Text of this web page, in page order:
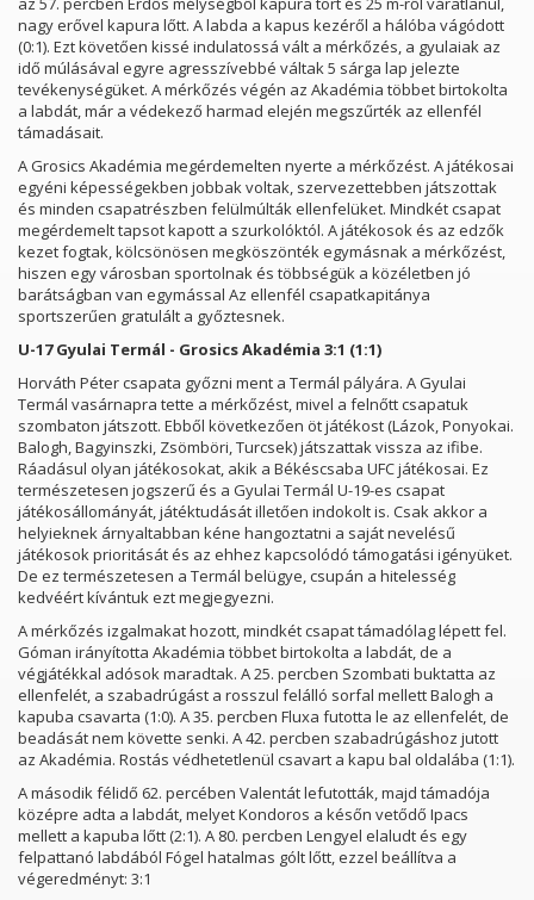
nagy erővel kapura lőtt. A labda a kapus kezéről a hálóba vágódott
(0:1). Ezt követően kissé indulatossá vált a mérkőzés, a gyulaiak az
idő múlásával egyre agresszívebbé váltak 5 sárga lap jelezte
tevékenységüket. A mérkőzés végén az Akadémia többet birtokolta
a labdát, már a védekező harmad elején megszűrték az ellenfél
támadásait.
A Grosics Akadémia megérdemelten nyerte a mérkőzést. A játékosai
egyéni képességekben jobbak voltak, szervezettebben játszottak
és minden csapatrészben felülmúlták ellenfelüket. Mindkét csapat
megérdemelt tapsot kapott a szurkolóktól. A játékosok és az edzők
kezet fogtak, kölcsönösen megköszönték egymásnak a mérkőzést,
hiszen egy városban sportolnak és többségük a közéletben jó
barátságban van egymással Az ellenfél csapatkapitánya
sportszerűen gratulált a győztesnek.
U-17 Gyulai Termál - Grosics Akadémia 3:1 (1:1)
Horváth Péter csapata győzni ment a Termál pályára. A Gyulai
Termál vasárnapra tette a mérkőzést, mivel a felnőtt csapatuk
szombaton játszott. Ebből következően öt játékost (Lázok, Ponyokai.
Balogh, Bagyinszki, Zsömböri, Turcsek) játszattak vissza az ifibe.
Ráadásul olyan játékosokat, akik a Békéscsaba UFC játékosai. Ez
természetesen jogszerű és a Gyulai Termál U-19-es csapat
játékosállományát, játéktudását illetően indokolt is. Csak akkor a
helyieknek árnyaltabban kéne hangoztatni a saját nevelésű
játékosok prioritását és az ehhez kapcsolódó támogatási igényüket.
De ez természetesen a Termál belügye, csupán a hitelesség
kedvéért kívántuk ezt megjegyezni.
A mérkőzés izgalmakat hozott, mindkét csapat támadólag lépett fel.
Góman irányította Akadémia többet birtokolta a labdát, de a
végjátékkal adósok maradtak. A 25. percben Szombati buktatta az
ellenfelét, a szabadrúgást a rosszul felálló sorfal mellett Balogh a
kapuba csavarta (1:0). A 35. percben Fluxa futotta le az ellenfelét, de
beadását nem követte senki. A 42. percben szabadrúgáshoz jutott
az Akadémia. Rostás védhetetlenül csavart a kapu bal oldalába (1:1).
A második félidő 62. percében Valentát lefutották, majd támadója
középre adta a labdát, melyet Kondoros a későn vetődő Ipacs
mellett a kapuba lőtt (2:1). A 80. percben Lengyel elaludt és egy
felpattanó labdából Fógel hatalmas gólt lőtt, ezzel beállítva a
végeredményt: 3:1